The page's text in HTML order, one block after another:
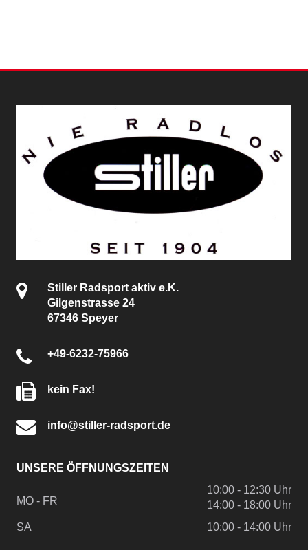
Stiller Radsport aktiv e.K.
Gilgenstrasse 24
67346 Speyer
+49-6232-75966
kein Fax!
info@stiller-radsport.de
UNSERE ÖFFNUNGSZEITEN
MO - FR
10:00 - 12:30 Uhr
14:00 - 18:00 Uhr
SA
10:00 - 14:00 Uhr